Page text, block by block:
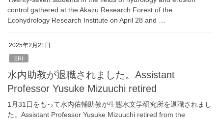
control gathered at the Akazu Research Forest of the
Ecohydrology Research Institute on April 28 and …
2025年2月21日
ERI
水内助教が退職されました。Assistant
Professor Yusuke Mizuuchi retired
1月31日をもって水内佑輔助教が生態水文学研究所を退職されまし
た。Assistant Professor Yusuke Mizuuchi retired from the